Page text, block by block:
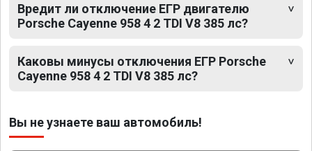
Вредит ли отключение ЕГР двигателю
Porsche Cayenne 958 4 2 TDI V8 385 лс?
Каковы минусы отключения ЕГР Porsche
Cayenne 958 4 2 TDI V8 385 лс?
Вы не узнаете ваш автомобиль!